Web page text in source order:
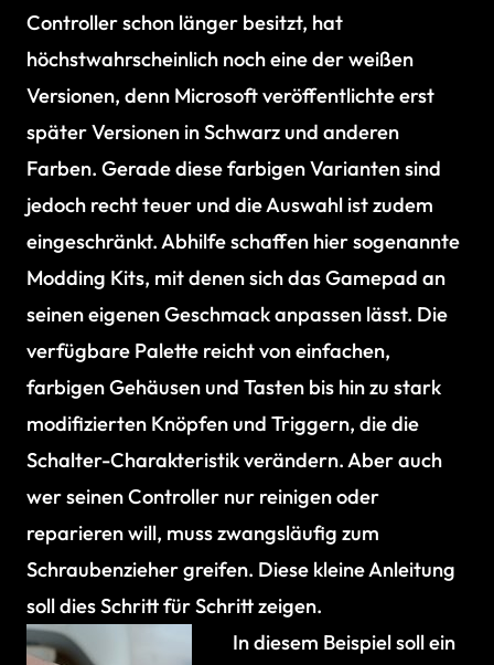
Controller schon länger besitzt, hat
höchstwahrscheinlich noch eine der weißen
Versionen, denn Microsoft veröffentlichte erst
später Versionen in Schwarz und anderen
Farben. Gerade diese farbigen Varianten sind
jedoch recht teuer und die Auswahl ist zudem
eingeschränkt. Abhilfe schaffen hier sogenannte
Modding Kits, mit denen sich das Gamepad an
seinen eigenen Geschmack anpassen lässt. Die
verfügbare Palette reicht von einfachen,
farbigen Gehäusen und Tasten bis hin zu stark
modifizierten Knöpfen und Triggern, die die
Schalter-Charakteristik verändern. Aber auch
wer seinen Controller nur reinigen oder
reparieren will, muss zwangsläufig zum
Schraubenzieher greifen. Diese kleine Anleitung
soll dies Schritt für Schritt zeigen.
In diesem Beispiel soll ein